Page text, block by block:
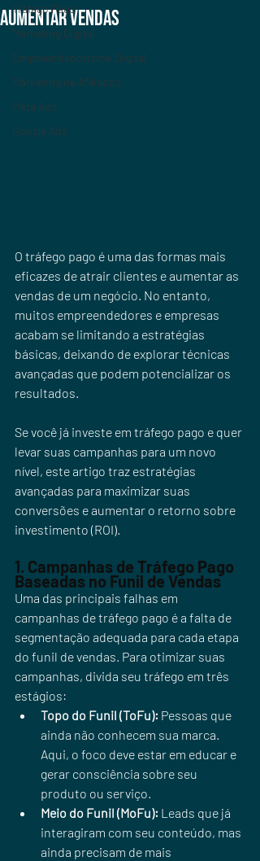
Tráfego Pago
Marketing Digital
Empreendedorismo Digital
Marketing de Afiliados
Meta Ads
Google Ads
Aumentar Vendas
O tráfego pago é uma das formas mais
eficazes de atrair clientes e aumentar as
vendas de um negócio. No entanto,
muitos empreendedores e empresas
acabam se limitando a estratégias
básicas, deixando de explorar técnicas
avançadas que podem potencializar os
resultados.
Se você já investe em tráfego pago e quer
levar suas campanhas para um novo
nível, este artigo traz estratégias
avançadas para maximizar suas
conversões e aumentar o retorno sobre
investimento (ROI).
1. Campanhas de Tráfego Pago
Baseadas no Funil de Vendas
Uma das principais falhas em
campanhas de tráfego pago é a falta de
segmentação adequada para cada etapa
do funil de vendas. Para otimizar suas
campanhas, divida seu tráfego em três
estágios:
Topo do Funil (ToFu): Pessoas que
ainda não conhecem sua marca.
Aqui, o foco deve estar em educar e
gerar consciência sobre seu
produto ou serviço.
Meio do Funil (MoFu): Leads que já
interagiram com seu conteúdo, mas
ainda precisam de mais